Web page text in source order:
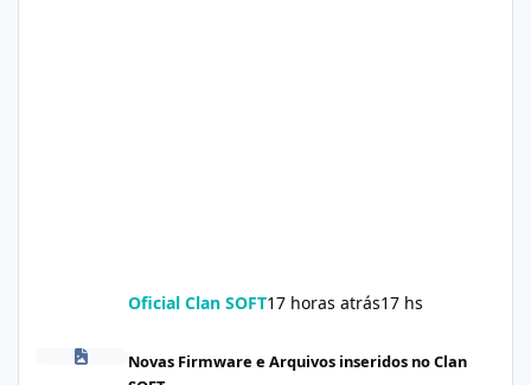
Oficial Clan SOFT17 horas atrás17 hs
Firmware Realme C100i
Novas Firmware e Arquivos inseridos no Clan